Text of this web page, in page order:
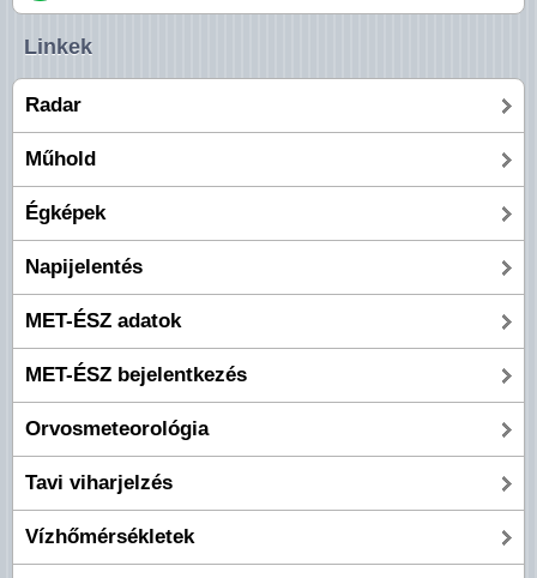
Linkek
Radar
Műhold
Égképek
Napijelentés
MET-ÉSZ adatok
MET-ÉSZ bejelentkezés
Orvosmeteorológia
Tavi viharjelzés
Vízhőmérsékletek